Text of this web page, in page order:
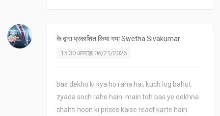
के द्वारा प्रकाशित किया गयाSwetha Sivakumar
15:30 अपराह्न 06/21/2026
bas dekho ki kya ho raha hai, kuch log bahut
zyada soch rahe hain. main toh bas ye dekhna
chahti hoon ki prices kaise react karte hain.